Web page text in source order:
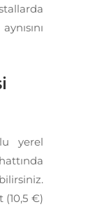
yerel
(10,5 €)